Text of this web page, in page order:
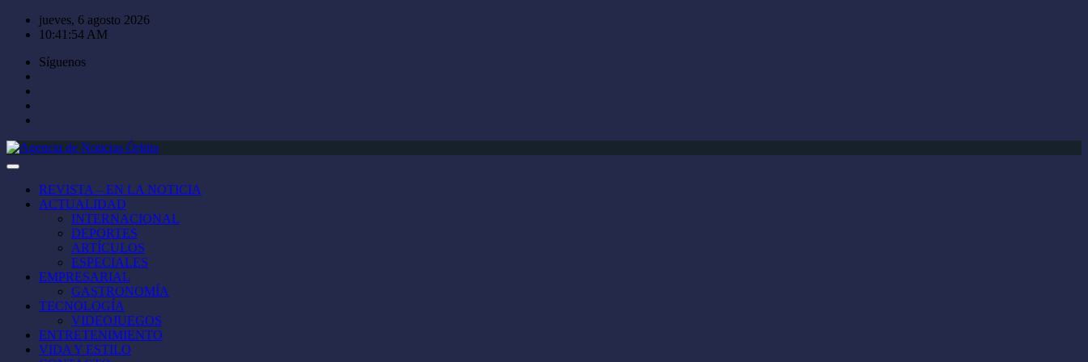
Saltar
jueves, 6 agosto 2026
10:41:55 AM
Síguenos
REVISTA – EN LA NOTICIA
ACTUALIDAD
INTERNACIONAL
DEPORTES
ARTÍCULOS
ESPECIALES
EMPRESARIAL
GASTRONOMÍA
TECNOLOGÍA
VIDEOJUEGOS
ENTRETENIMIENTO
VIDA Y ESTILO